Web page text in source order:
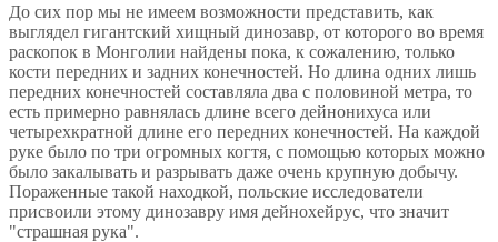
До сих пор мы не имеем возможности представить, как
выглядел гигантский хищный динозавр, от которого во время
раскопок в Монголии найдены пока, к сожалению, только
кости передних и задних конечностей. Но длина одних лишь
передних конечностей составляла два с половиной метра, то
есть примерно равнялась длине всего дейнонихуса или
четырехкратной длине его передних конечностей. На каждой
руке было по три огромных когтя, с помощью которых можно
было закалывать и разрывать даже очень крупную добычу.
Пораженные такой находкой, польские исследователи
присвоили этому динозавру имя дейнохейрус, что значит
"страшная рука".